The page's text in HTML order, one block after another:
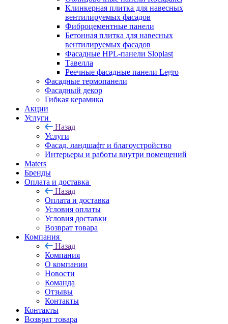
Клинкерная плитка для навесных
вентилируемых фасадов
Фиброцементные панели
Бетонная плитка для навесных
вентилируемых фасадов
Фасадные HPL-панели Sloplast
Тавелла
Реечные фасадные панели Legro
Фасадные термопанели
Фасадный декор
Гибкая керамика
Акции
Услуги
Назад
Услуги
Фасад, ландшафт и благоустройство
Интерьеры и работы внутри помещений
Maters
Бренды
Оплата и доставка
Назад
Оплата и доставка
Условия оплаты
Условия доставки
Возврат товара
Компания
Назад
Компания
О компании
Новости
Команда
Отзывы
Контакты
Контакты
Возврат товара